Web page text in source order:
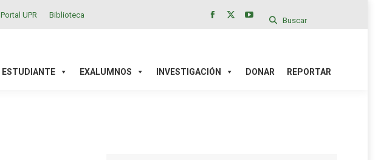
Portal UPR Biblioteca
in
in
YouTube
in
Buscar
ESTUDIANTE EXALUMNOS INVESTIGACIÓN DONAR REPORTAR